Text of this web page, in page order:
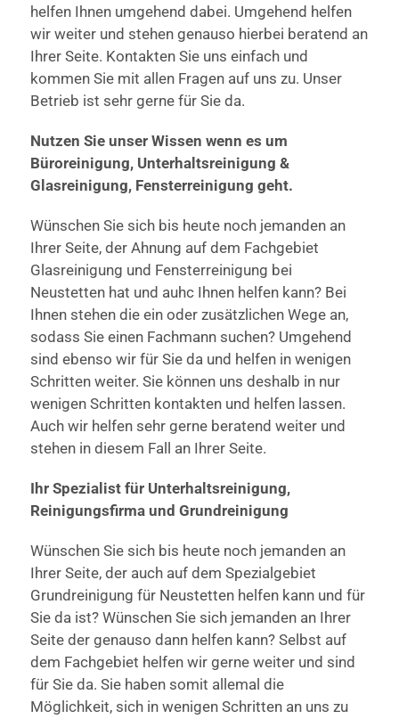
helfen Ihnen umgehend dabei. Umgehend helfen
wir weiter und stehen genauso hierbei beratend an
Ihrer Seite. Kontakten Sie uns einfach und
kommen Sie mit allen Fragen auf uns zu. Unser
Betrieb ist sehr gerne für Sie da.
Nutzen Sie unser Wissen wenn es um
Büroreinigung, Unterhaltsreinigung &
Glasreinigung, Fensterreinigung geht.
Wünschen Sie sich bis heute noch jemanden an
Ihrer Seite, der Ahnung auf dem Fachgebiet
Glasreinigung und Fensterreinigung bei
Neustetten hat und auhc Ihnen helfen kann? Bei
Ihnen stehen die ein oder zusätzlichen Wege an,
sodass Sie einen Fachmann suchen? Umgehend
sind ebenso wir für Sie da und helfen in wenigen
Schritten weiter. Sie können uns deshalb in nur
wenigen Schritten kontakten und helfen lassen.
Auch wir helfen sehr gerne beratend weiter und
stehen in diesem Fall an Ihrer Seite.
Ihr Spezialist für Unterhaltsreinigung,
Reinigungsfirma und Grundreinigung
Wünschen Sie sich bis heute noch jemanden an
Ihrer Seite, der auch auf dem Spezialgebiet
Grundreinigung für Neustetten helfen kann und für
Sie da ist? Wünschen Sie sich jemanden an Ihrer
Seite der genauso dann helfen kann? Selbst auf
dem Fachgebiet helfen wir gerne weiter und sind
für Sie da. Sie haben somit allemal die
Möglichkeit, sich in wenigen Schritten an uns zu